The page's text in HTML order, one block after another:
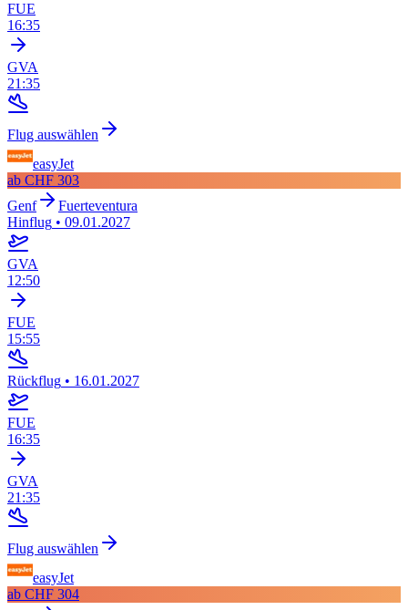
FUE
16:35
GVA
21:35
Flug auswählen
easyJet
ab CHF 303
Genf
Fuerteventura
Hinflug • 09.01.2027
GVA
12:50
FUE
15:55
Rückflug • 16.01.2027
FUE
16:35
GVA
21:35
Flug auswählen
easyJet
ab CHF 304